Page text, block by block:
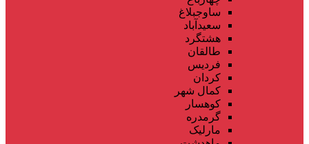
ساوجبلاغ
سعیدآباد
هشتگرد
طالقان
فردیس
کردان
کمال شهر
کوهسار
گرمدره
مارلیک